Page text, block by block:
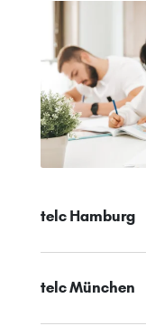
telc Hamburg
telc München